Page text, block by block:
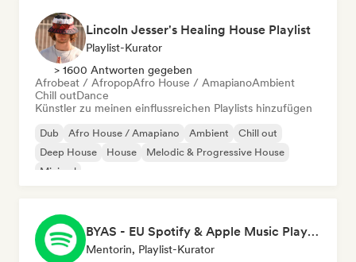
Lincoln Jesser's Healing House Playlist
Playlist-Kurator
> 1600 Antworten gegeben
Afrobeat / AfropopAfro House / AmapianoAmbient
Chill outDance
Künstler zu meinen einflussreichen Playlists hinzufügen
Dub Afro House / Amapiano Ambient
Chill out
Deep House
House
Melodic & Progressive House
Minimal
BYAS - EU Spotify & Apple Music Playlists
Mentorin, Playlist-Kurator